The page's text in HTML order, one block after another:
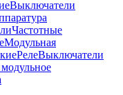
Выключатели
Частотные
Модульная
РелеВыключатели